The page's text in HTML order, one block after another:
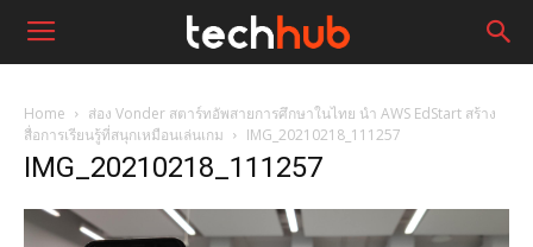
Home
ส่อง Vonder สตาร์ทอัพสายการศึกษาในไทย นำ AWS EdStart สร้าง
สื่อการเรียนรู้ที่สนุกเหมือนเล่นเกม
IMG_20210218_111257
IMG_20210218_111257